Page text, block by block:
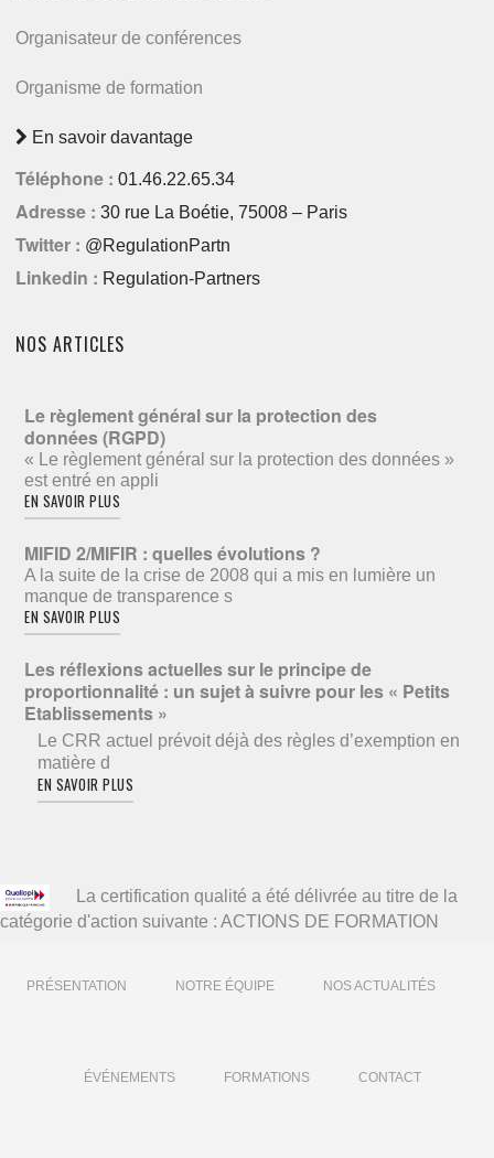
Organisateur de conférences
Organisme de formation
En savoir davantage
Téléphone : 01.46.22.65.34
Adresse : 30 rue La Boétie, 75008 – Paris
Twitter : @RegulationPartn
Linkedin : Regulation-Partners
NOS ARTICLES
Le règlement général sur la protection des
données (RGPD)
« Le règlement général sur la protection des données »
est entré en appli
EN SAVOIR PLUS
MIFID 2/MIFIR : quelles évolutions ?
A la suite de la crise de 2008 qui a mis en lumière un
manque de transparence s
EN SAVOIR PLUS
Les réflexions actuelles sur le principe de
proportionnalité : un sujet à suivre pour les « Petits
Etablissements »
Le CRR actuel prévoit déjà des règles d’exemption en
matière d
EN SAVOIR PLUS
La certification qualité a été délivrée au titre de la
catégorie d'action suivante : ACTIONS DE FORMATION
PRÉSENTATION NOTRE ÉQUIPE NOS ACTUALITÉS
ÉVÉNEMENTS FORMATIONS CONTACT